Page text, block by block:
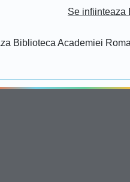
Se infiinteaza
Biblioteca Academiei